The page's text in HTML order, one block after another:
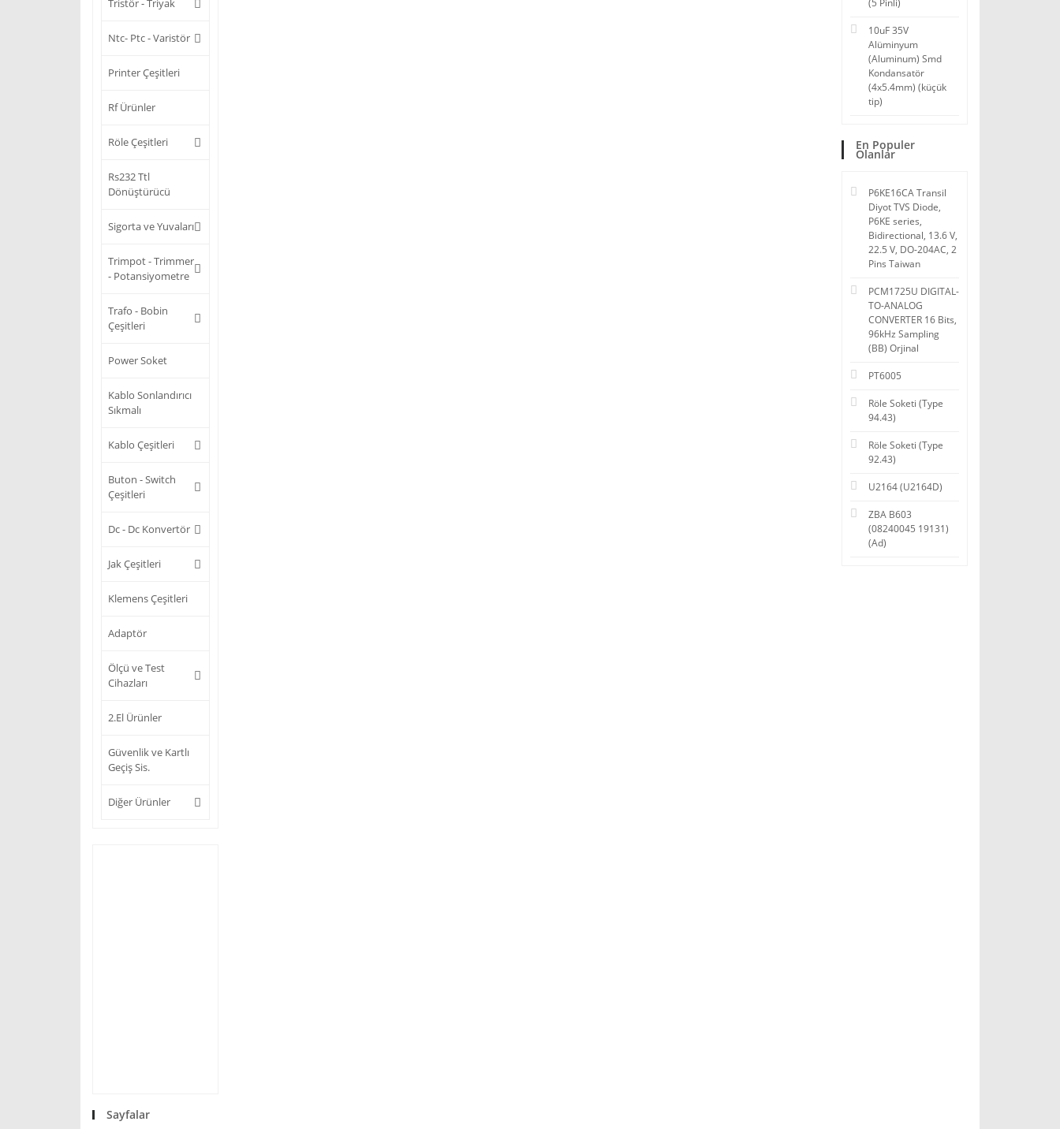
Tristör - Triyak
Ntc- Ptc - Varistör
Printer Çeşitleri
Rf Ürünler
Röle Çeşitleri
Rs232 Ttl
Dönüştürücü
Sigorta ve Yuvaları
Trimpot - Trimmer
- Potansiyometre
Trafo - Bobin
Çeşitleri
Power Soket
Kablo Sonlandırıcı
Sıkmalı
Kablo Çeşitleri
Buton - Switch
Çeşitleri
Dc - Dc Konvertör
Jak Çeşitleri
Klemens Çeşitleri
Adaptör
Ölçü ve Test
Cihazları
2.El Ürünler
Güvenlik ve Kartlı
Geçiş Sis.
Diğer Ürünler
Sayfalar
(5 Pinli)
10uF 35V
Alüminyum
(Aluminum) Smd
Kondansatör
(4x5.4mm) (küçük
tip)
En Populer
Olanlar
P6KE16CA Transil
Diyot TVS Diode,
P6KE series,
Bidirectional, 13.6 V,
22.5 V, DO-204AC, 2
Pins Taiwan
PCM1725U DIGITAL-
TO-ANALOG
CONVERTER 16 Bits,
96kHz Sampling
(BB) Orjinal
PT6005
Röle Soketi (Type
94.43)
Röle Soketi (Type
92.43)
U2164 (U2164D)
ZBA B603
(08240045 19131)
(Ad)